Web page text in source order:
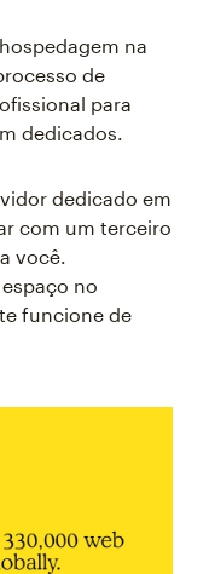
na
de
para
dedicados.
dedicado em
com um terceiro
você.
no
funcione de